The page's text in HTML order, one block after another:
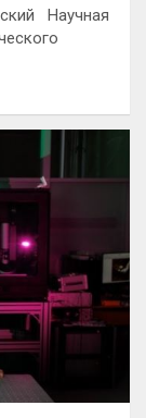
Научная